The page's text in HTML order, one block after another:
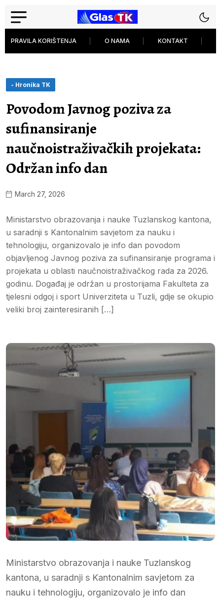
PRAVILA KORIŠTENJA O NAMA KONTAKT
- Hronika TK
Povodom Javnog poziva za
sufinansiranje
naučnoistraživačkih projekata:
Održan info dan
March 27, 2026
Ministarstvo obrazovanja i nauke Tuzlanskog kantona,
u saradnji s Kantonalnim savjetom za nauku i
tehnologiju, organizovalo je info dan povodom
objavljenog Javnog poziva za sufinansiranje programa i
projekata u oblasti naučnoistraživačkog rada za 2026.
godinu. Događaj je održan u prostorijama Fakulteta za
tjelesni odgoj i sport Univerziteta u Tuzli, gdje se okupio
veliki broj zainteresiranih […]
Ministarstvo obrazovanja i nauke Tuzlanskog
kantona, u saradnji s Kantonalnim savjetom za
nauku i tehnologiju, organizovalo je info dan